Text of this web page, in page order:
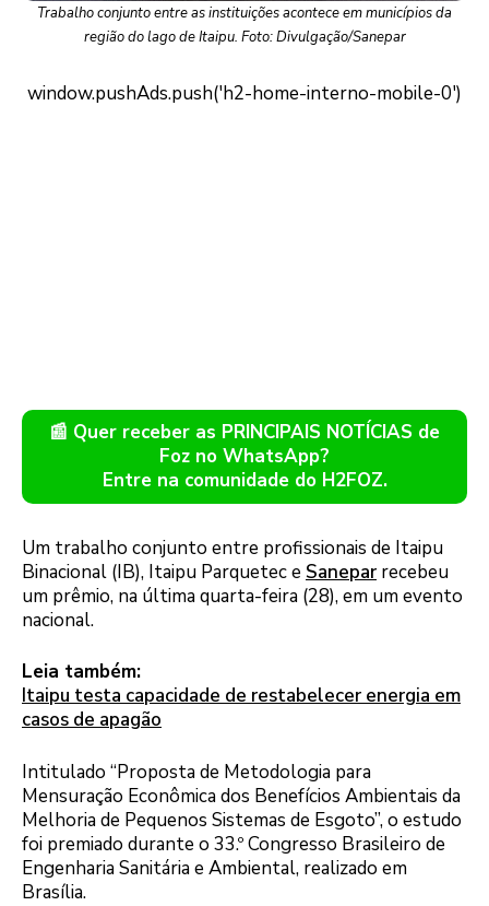
Trabalho conjunto entre as instituições acontece em municípios da
região do lago de Itaipu. Foto: Divulgação/Sanepar
📰 Quer receber as PRINCIPAIS NOTÍCIAS de
Foz no WhatsApp?
Entre na comunidade do H2FOZ.
Um trabalho conjunto entre profissionais de Itaipu
Binacional (IB), Itaipu Parquetec e Sanepar recebeu
um prêmio, na última quarta-feira (28), em um evento
nacional.
Leia também:
Itaipu testa capacidade de restabelecer energia em
casos de apagão
Intitulado “Proposta de Metodologia para
Mensuração Econômica dos Benefícios Ambientais da
Melhoria de Pequenos Sistemas de Esgoto”, o estudo
foi premiado durante o 33.º Congresso Brasileiro de
Engenharia Sanitária e Ambiental, realizado em
Brasília.